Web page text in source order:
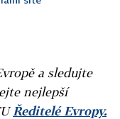
a sledujte
nejlepší
Ředitelé Evropy.